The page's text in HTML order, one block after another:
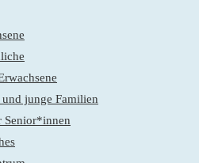
junge Familien
Senior*innen